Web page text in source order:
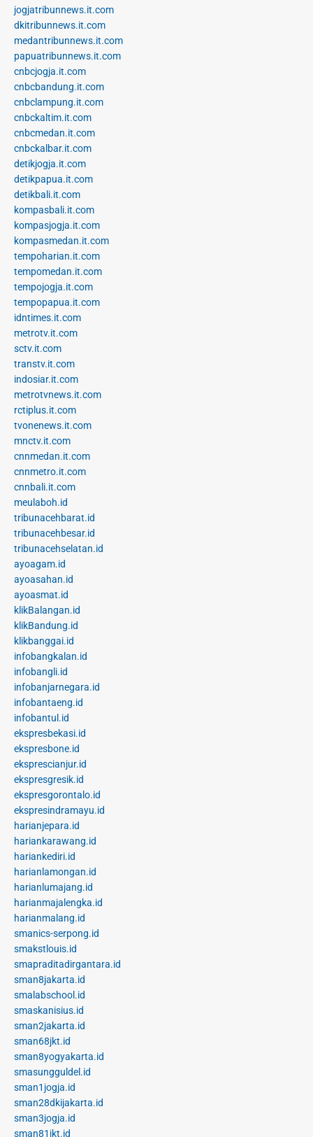
jogjatribunnews.it.com
dkitribunnews.it.com
medantribunnews.it.com
papuatribunnews.it.com
cnbcjogja.it.com
cnbcbandung.it.com
cnbclampung.it.com
cnbckaltim.it.com
cnbcmedan.it.com
cnbckalbar.it.com
detikjogja.it.com
detikpapua.it.com
detikbali.it.com
kompasbali.it.com
kompasjogja.it.com
kompasmedan.it.com
tempoharian.it.com
tempomedan.it.com
tempojogja.it.com
tempopapua.it.com
idntimes.it.com
metrotv.it.com
sctv.it.com
transtv.it.com
indosiar.it.com
metrotvnews.it.com
rctiplus.it.com
tvonenews.it.com
mnctv.it.com
cnnmedan.it.com
cnnmetro.it.com
cnnbali.it.com
meulaboh.id
tribunacehbarat.id
tribunacehbesar.id
tribunacehselatan.id
ayoagam.id
ayoasahan.id
ayoasmat.id
klikBalangan.id
klikBandung.id
klikbanggai.id
infobangkalan.id
infobangli.id
infobanjarnegara.id
infobantaeng.id
infobantul.id
ekspresbekasi.id
ekspresbone.id
eksprescianjur.id
ekspresgresik.id
ekspresgorontalo.id
ekspresindramayu.id
harianjepara.id
hariankarawang.id
hariankediri.id
harianlamongan.id
harianlumajang.id
harianmajalengka.id
harianmalang.id
smanics-serpong.id
smakstlouis.id
smapraditadirgantara.id
sman8jakarta.id
smalabschool.id
smaskanisius.id
sman2jakarta.id
sman68jkt.id
sman8yogyakarta.id
smasungguldel.id
sman1jogja.id
sman28dkijakarta.id
sman3jogja.id
sman81jkt.id